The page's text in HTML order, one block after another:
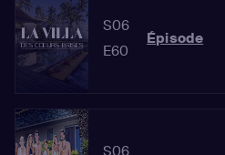
S06
E60
Épisode
S06